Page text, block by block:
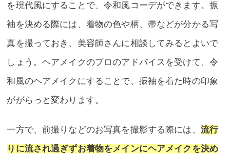
を現代風にすることで、令和風コーデができます。振
袖を決める際には、着物の色や柄、帯などが分かる写
真を撮っておき、美容師さんに相談してみるとよいで
しょう。ヘアメイクのプロのアドバイスを受けて、令
和風のヘアメイクにすることで、振袖を着た時の印象
ががらっと変わります。
一方で、前撮りなどのお写真を撮影する際には、 流行
りに流され過ぎずお着物をメインにヘアメイクを決め